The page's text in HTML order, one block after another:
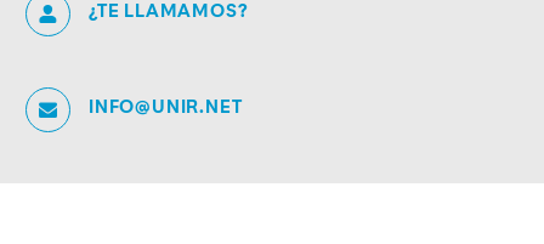
¿TE LLAMAMOS?
INFO@UNIR.NET